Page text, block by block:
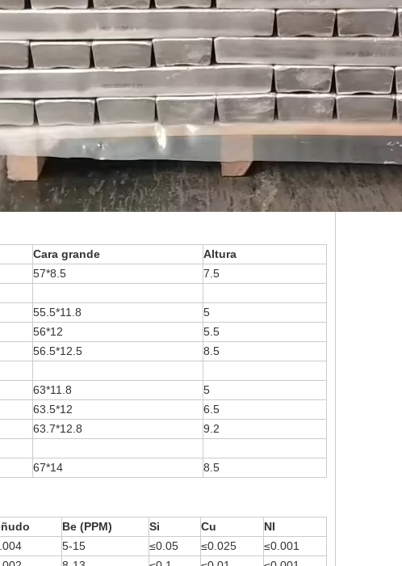
Cara grande
Altura
57*8.5
7.5
55.5*11.8
5
56*12
5.5
56.5*12.5
8.5
63*11.8
5
63.5*12
6.5
63.7*12.8
9.2
67*14 8.5
Be (PPM) Si Cu
NI
5-15 ≤0.05 ≤0.025
≤0.001